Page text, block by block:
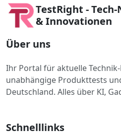
TestRight -
& Innovationen
Über uns
Ihr Portal für aktuelle
unabhängige Produkttests
Deutschland. Alles über KI,
Schnelllinks